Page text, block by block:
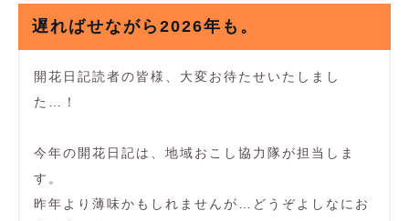
遅ればせながら2026年も。
開花日記読者の皆様、大変お待たせいたしまし
た…！
今年の開花日記は、地域おこし協力隊が担当しま
す。
昨年より薄味かもしれませんが…どうぞよしなにお